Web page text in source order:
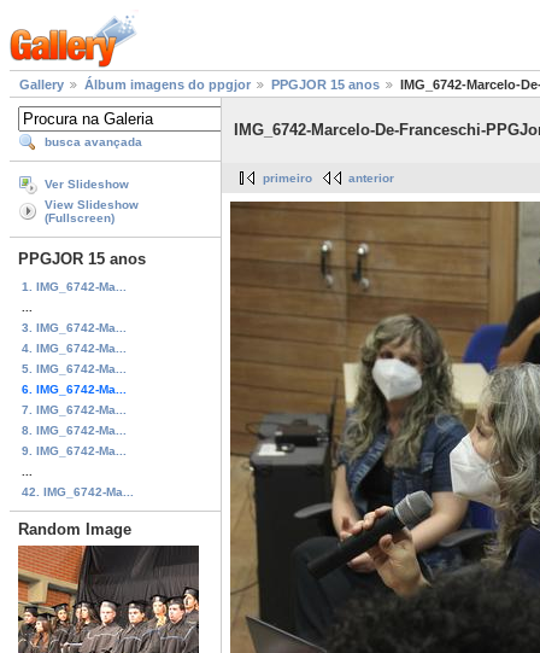
Gallery Álbum imagens do ppgjor PPGJOR 15 anos IMG_6742-Marcelo-
busca avançada
Ver Slideshow
View Slideshow
(Fullscreen)
PPGJOR 15 anos
1. IMG_6742-Ma...
3. IMG_6742-Ma...
4. IMG_6742-Ma...
5. IMG_6742-Ma...
6. IMG_6742-Ma...
7. IMG_6742-Ma...
8. IMG_6742-Ma...
9. IMG_6742-Ma...
42. IMG_6742-Ma...
Random Image
IMG_6742-Marcelo-De-Franceschi-
primeiro anterior